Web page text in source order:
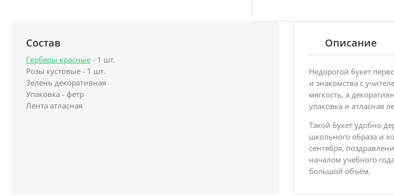
Состав
Герберы красные - 1 шт.
Розы кустовые - 1 шт.
Зелень декоративная
Упаковка - фетр
Лента атласная
Описание
Недорогой букет
и знакомства с
мягкость, а
упаковка и атласная
Такой букет удобно
школьного образа и
сентября,
началом учебного
большой объём.